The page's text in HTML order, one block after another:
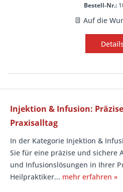
Bestell-Nr.:
Auf die
Details
Injektion & Infusion:
Praxisalltag
In der Kategorie Injektion &
Sie für eine präzise und sichere
und Infusionslösungen in Ihrer
Heilpraktiker... mehr erfahren »